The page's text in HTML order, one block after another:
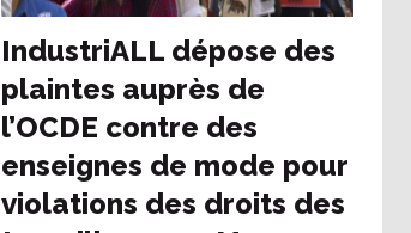
IndustriALL dépose des
plaintes auprès de
l’OCDE contre des
enseignes de mode pour
violations des droits des